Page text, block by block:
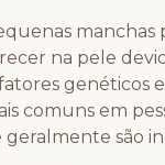
manchas
na pele
genéticos
comuns em
geralmente são